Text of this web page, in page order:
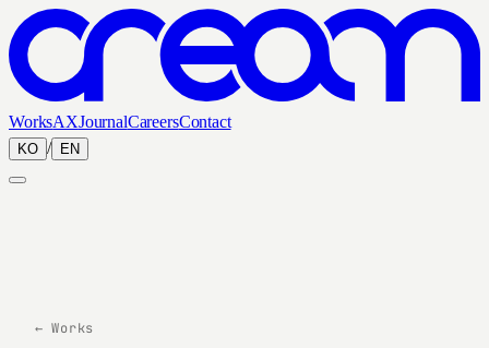
WorksAXJournalCareersContact
KO / EN
← Works